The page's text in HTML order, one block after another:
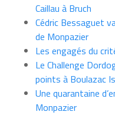
Caillau à Bruch
Cédric Bessaguet
de Monpazier
Les engagés du
Le Challenge
points à Boulazac
Une quarantaine
Monpazier